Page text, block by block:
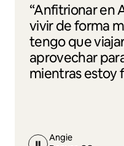
“Anfitrionar en
vivir de forma
tengo que
aprovechar
mientras estoy
Angie